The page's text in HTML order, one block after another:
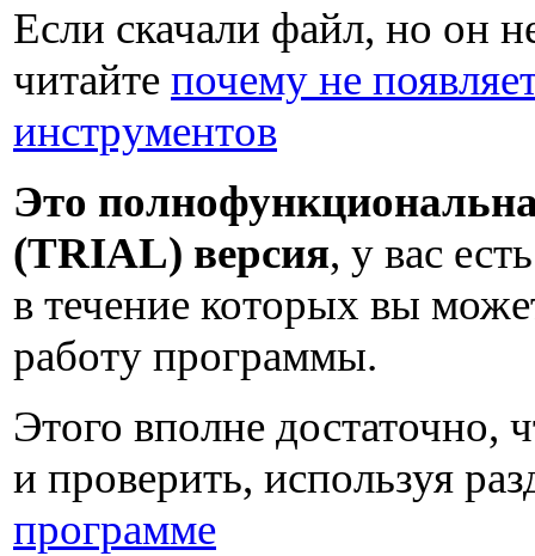
Если скачали файл, но он
читайте почему не
инструментов
Это
(TRIAL) версия, у вас
в течение которых вы
работу программы.
Этого вполне достаточно,
и проверить, используя
программе